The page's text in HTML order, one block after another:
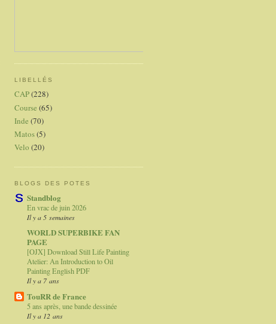
LIBELLÉS
CAP(228)
Course (65)
Inde (70)
Matos(5)
Velo (20)
BLOGS DES POTES
Standblog
En vrac de juin 2026
Il y a 5 semaines
WORLD SUPERBIKE FAN
PAGE
[OJX] Download Still Life Painting
Atelier: An Introduction to Oil
Painting English PDF
Il y a 7 ans
TouRR de France
5 ans après, une bande dessinée
Il y a 12 ans